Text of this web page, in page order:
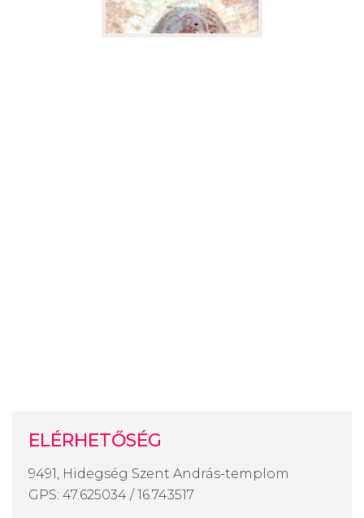
ELÉRHETŐSÉG
9491, Hidegség Szent András-templom
GPS: 47.625034 / 16.743517